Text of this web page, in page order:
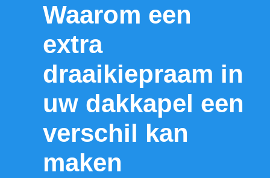
Waarom een
extra
draaikiepraam in
uw dakkapel een
verschil kan
maken